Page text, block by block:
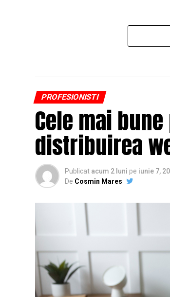
PROFESIONISTI
Cele mai
distribuirea
Publicat acum 2 luni pe iunie 7,
De Cosmin Mares